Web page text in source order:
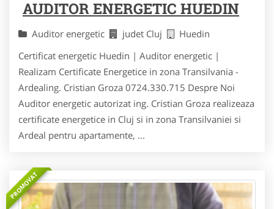
AUDITOR ENERGETIC HUEDIN
Auditor energetic judet Cluj
Huedin
Certificat energetic Huedin | Auditor energetic |
Realizam Certificate Energetice in zona Transilvania -
Ardealing. Cristian Groza 0724.330.715 Despre Noi
Auditor energetic autorizat ing. Cristian Groza realizeaza
certificate energetice in Cluj si in zona Transilvaniei si
Ardeal pentru apartamente, ...
PROMOVAT